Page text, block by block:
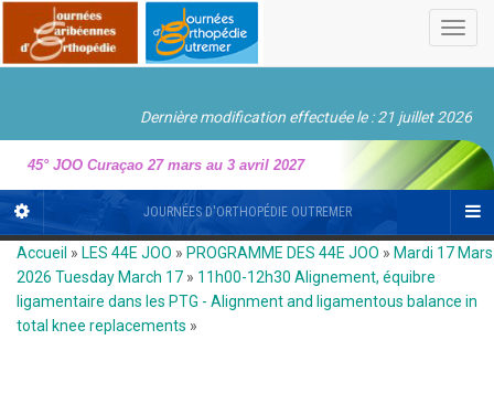
Dernière modification effectuée le : 21 juillet 2026
45° JOO Curaçao 27 mars au 3 avril 2027
JOURNÉES D'ORTHOPÉDIE OUTREMER
Accueil » LES 44E JOO » PROGRAMME DES 44E JOO » Mardi 17 Mars
2026 Tuesday March 17 » 11h00-12h30 Alignement, équibre
ligamentaire dans les PTG - Alignment and ligamentous balance in
total knee replacements »